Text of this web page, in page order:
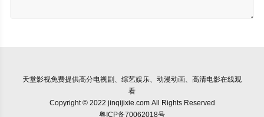
天堂影视免费提供高分电视剧、综艺娱乐、动漫动画、高清电影在线观
看
Copyright © 2022 jinqijixie.com All Rights Reserved
粤ICP备70062018号